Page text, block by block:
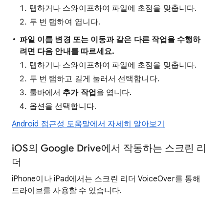
탭하거나 스와이프하여 파일에 초점을 맞춥니다.
두 번 탭하여 엽니다.
파일 이름 변경 또는 이동과 같은 다른 작업을 수행하
려면 다음 안내를 따르세요.
탭하거나 스와이프하여 파일에 초점을 맞춥니다.
두 번 탭하고 길게 눌러서 선택합니다.
툴바에서 추가 작업 을 엽니다.
옵션을 선택합니다.
Android 접근성 도움말에서 자세히 알아보기
iOS의 Google Drive에서 작동하는 스크린 리
더
iPhone이나 iPad에서는 스크린 리더 VoiceOver를 통해
드라이브를 사용할 수 있습니다.